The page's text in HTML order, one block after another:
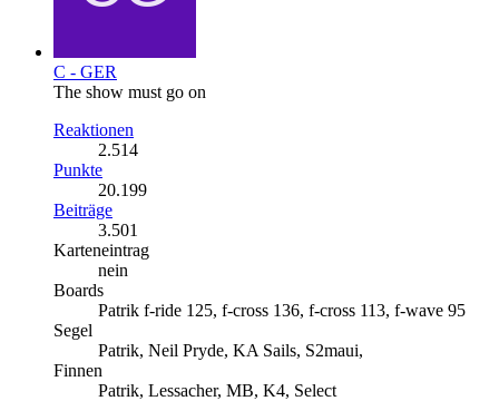
C - GER
The show must go on
Reaktionen
2.514
Punkte
20.199
Beiträge
3.501
Karteneintrag
nein
Boards
Patrik f-ride 125, f-cross 136, f-cross 113, f-wave 95
Segel
Patrik, Neil Pryde, KA Sails, S2maui,
Finnen
Patrik, Lessacher, MB, K4, Select